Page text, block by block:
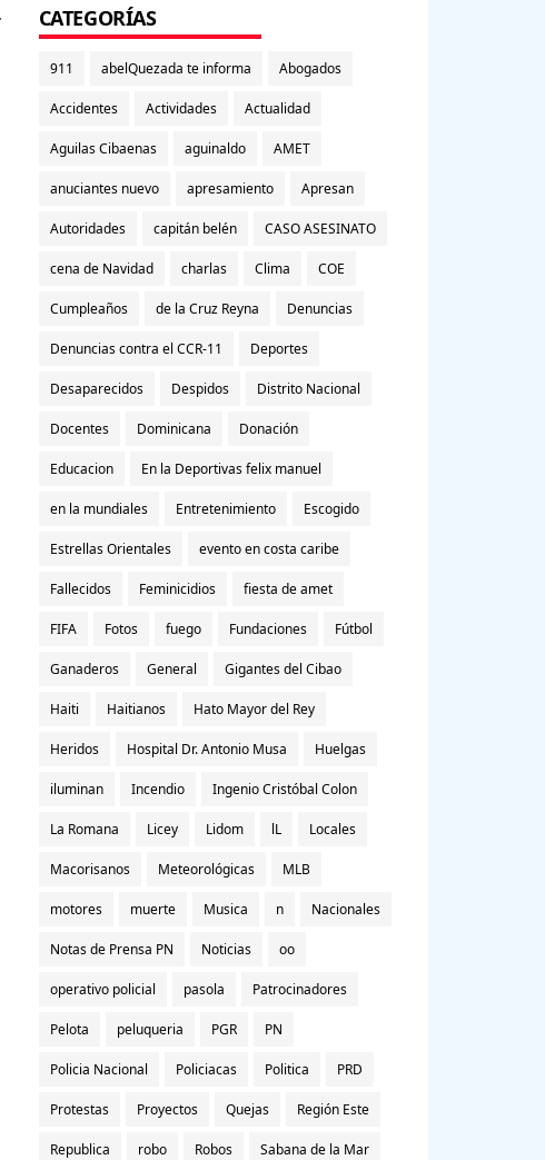
CATEGORÍAS
911 abelQuezada te informa Abogados
Accidentes Actividades Actualidad
Aguilas Cibaenas aguinaldo AMET
anuciantes nuevo apresamiento Apresan
Autoridades capitán belén CASO ASESINATO
cena de Navidad charlas Clima COE
Cumpleaños de la Cruz Reyna Denuncias
Denuncias contra el CCR-11 Deportes
Desaparecidos Despidos Distrito Nacional
Docentes Dominicana Donación
Educacion En la Deportivas felix manuel
en la mundiales Entretenimiento Escogido
Estrellas Orientales evento en costa caribe
Fallecidos Feminicidios fiesta de amet
FIFA Fotos fuego Fundaciones Fútbol
Ganaderos General Gigantes del Cibao
Haiti Haitianos Hato Mayor del Rey
Heridos Hospital Dr. Antonio Musa Huelgas
iluminan Incendio Ingenio Cristóbal Colon
La Romana Licey Lidom lL Locales
Macorisanos Meteorológicas MLB
motores muerte Musica n Nacionales
Notas de Prensa PN Noticias oo
operativo policial pasola Patrocinadores
Pelota peluqueria PGR PN
Policia Nacional Policiacas Politica PRD
Protestas Proyectos Quejas Región Este
Republica robo Robos Sabana de la Mar